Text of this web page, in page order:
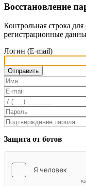
Восстановление
Контрольная строка
регистрационные
Логин (E-mail)
Защита от ботов